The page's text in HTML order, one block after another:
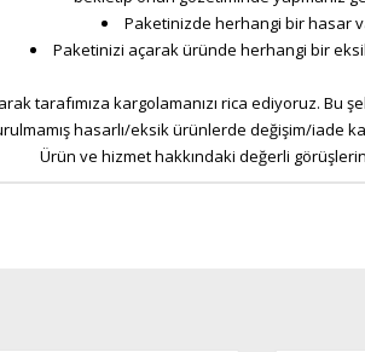
Paketinizde herhangi bir hasar
Paketinizi açarak üründe herhangi bir
tarafımıza kargolamanızı rica ediyoruz.
hasarlı/eksik ürünlerde değişim/iade
Ürün ve hizmet hakkındaki değerli